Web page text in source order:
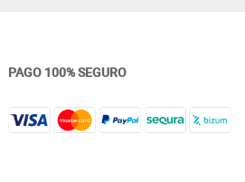
CAJONES GRAN
ALMACENAJE
PAGO 100% SEGURO